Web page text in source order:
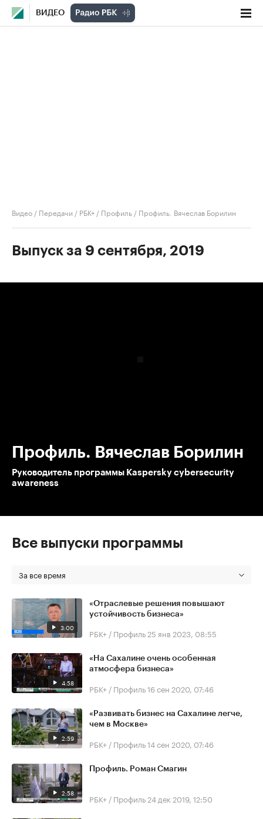
ВИДЕО
Видео / Передачи / РБК+ / Профиль / Профиль. Вячеслав Борилин
Выпуск за 9 сентября, 2019
Профиль. Вячеслав Борилин
Руководитель программы Kaspersky cybersecurity
awareness
Все выпуски программы
За все время
3:00
«Отраслевые решения повышают
устойчивость бизнеса»
РБК+ / Профиль 25 янв 2023, 08:55
4:58
«На Сахалине очень особенная
атмосфера бизнеса»
РБК+ / Профиль16 сен 2020, 07:46
2:59
«Развивать бизнес на Сахалине легче,
чем в Москве»
РБК+ / Профиль14 сен 2020, 07:46
2:58
Профиль. Роман Смагин
РБК+ / Профиль 24 дек 2019, 12:50